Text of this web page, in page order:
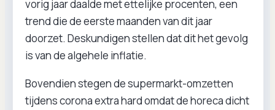
vorig jaar daalde met ettelijke procenten, een
trend die de eerste maanden van dit jaar
doorzet. Deskundigen stellen dat dit het gevolg
is van de algehele inflatie.
Bovendien stegen de supermarkt-omzetten
tijdens corona extra hard omdat de horeca dicht